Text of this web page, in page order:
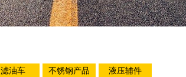
滤油车 不锈钢产品 液压辅件